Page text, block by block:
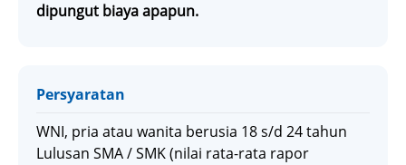
dipungut biaya apapun.
Persyaratan
WNI, pria atau wanita berusia 18 s/d 24 tahun
Lulusan SMA / SMK (nilai rata-rata rapor